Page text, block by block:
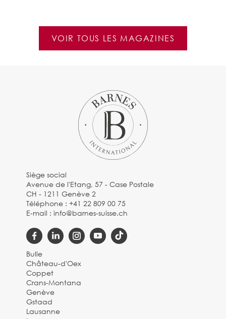
VOIR TOUS LES MAGAZINES
Siège social
Avenue de l'Etang, 57 - Case Postale
CH - 1211 Genève 2
Téléphone :+41 22 809 00 75
E-mail :info@barnes-suisse.ch
Bulle
Château-d'Oex
Coppet
Crans-Montana
Genève
Gstaad
Lausanne